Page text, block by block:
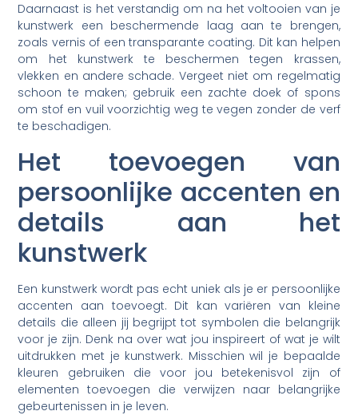
Daarnaast is het verstandig om na het voltooien van je
kunstwerk een beschermende laag aan te brengen,
zoals vernis of een transparante coating. Dit kan helpen
om het kunstwerk te beschermen tegen krassen,
vlekken en andere schade. Vergeet niet om regelmatig
schoon te maken; gebruik een zachte doek of spons
om stof en vuil voorzichtig weg te vegen zonder de verf
te beschadigen.
Het toevoegen van
persoonlijke accenten en
details aan het
kunstwerk
Een kunstwerk wordt pas echt uniek als je er persoonlijke
accenten aan toevoegt. Dit kan variëren van kleine
details die alleen jij begrijpt tot symbolen die belangrijk
voor je zijn. Denk na over wat jou inspireert of wat je wilt
uitdrukken met je kunstwerk. Misschien wil je bepaalde
kleuren gebruiken die voor jou betekenisvol zijn of
elementen toevoegen die verwijzen naar belangrijke
gebeurtenissen in je leven.